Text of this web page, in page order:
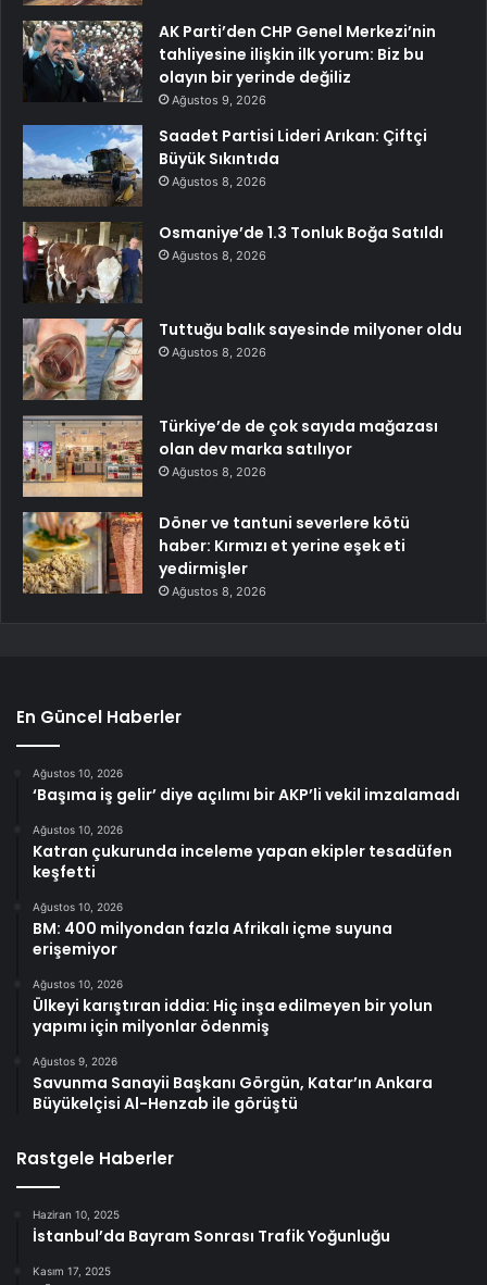
AK Parti’den CHP Genel Merkezi’nin
tahliyesine ilişkin ilk yorum: Biz bu
olayın bir yerinde değiliz
Ağustos 9, 2026
Saadet Partisi Lideri Arıkan: Çiftçi
Büyük Sıkıntıda
Ağustos 8, 2026
Osmaniye’de 1.3 Tonluk Boğa Satıldı
Ağustos 8, 2026
Tuttuğu balık sayesinde milyoner oldu
Ağustos 8, 2026
Türkiye’de de çok sayıda mağazası
olan dev marka satılıyor
Ağustos 8, 2026
Döner ve tantuni severlere kötü
haber: Kırmızı et yerine eşek eti
yedirmişler
Ağustos 8, 2026
En Güncel Haberler
Ağustos 10, 2026
‘Başıma iş gelir’ diye açılımı bir AKP’li vekil imzalamadı
Ağustos 10, 2026
Katran çukurunda inceleme yapan ekipler tesadüfen
keşfetti
Ağustos 10, 2026
BM: 400 milyondan fazla Afrikalı içme suyuna
erişemiyor
Ağustos 10, 2026
Ülkeyi karıştıran iddia: Hiç inşa edilmeyen bir yolun
yapımı için milyonlar ödenmiş
Ağustos 9, 2026
Savunma Sanayii Başkanı Görgün, Katar’ın Ankara
Büyükelçisi Al-Henzab ile görüştü
Rastgele Haberler
Haziran 10, 2025
İstanbul’da Bayram Sonrası Trafik Yoğunluğu
Kasım 17, 2025